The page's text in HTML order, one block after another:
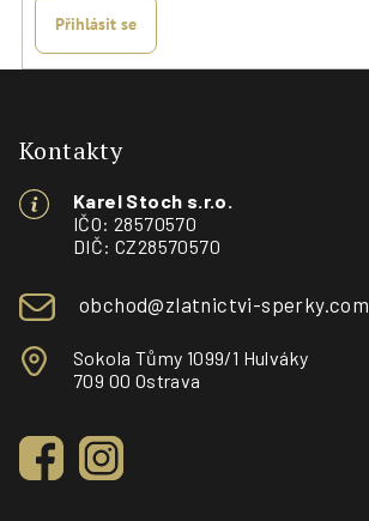
Přihlásit se
Kontakty
Karel Stoch s.r.o.
IČO: 28570570
DIČ: CZ28570570
obchod@zlatnictvi-sperky.com
Sokola Tůmy 1099/1 Hulváky
709 00 Ostrava